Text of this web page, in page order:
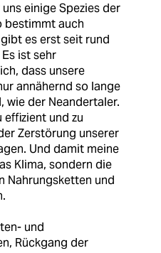
einige Spezies der
bestimmt auch
es erst seit rund
ist sehr
dass unsere
annähernd so lange
wie der Neandertaler.
effizient und zu
Zerstörung unserer
Und damit meine
Klima, sondern die
Nahrungsketten und
und
Rückgang der